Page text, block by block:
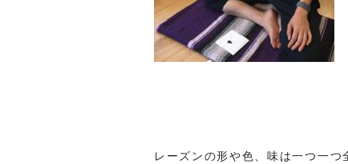
レーズンの形や色、味は一つ一